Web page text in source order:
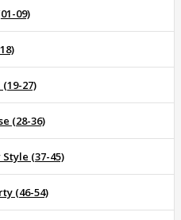
09)
27)
(28-36)
(37-45)
(46-54)